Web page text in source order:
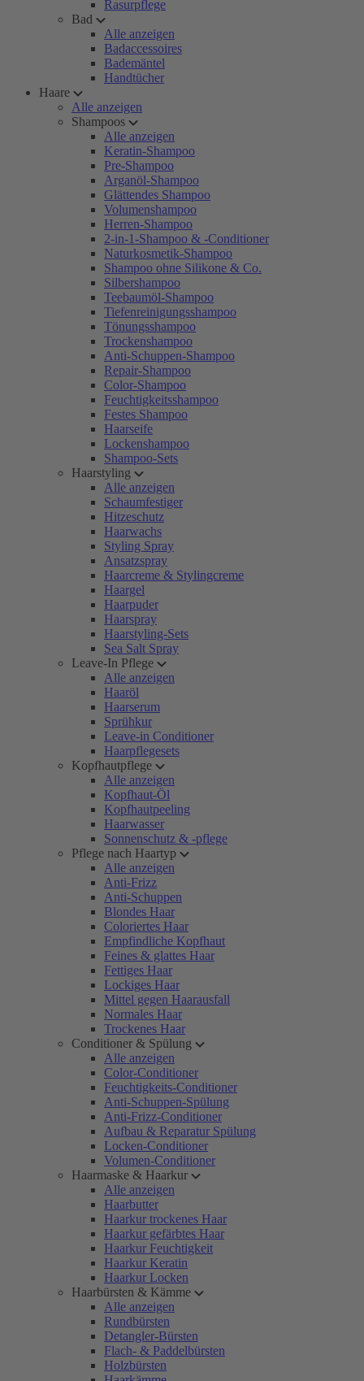
Rasurpflege
Bad
Alle anzeigen
Badaccessoires
Bademäntel
Handtücher
Haare
Alle anzeigen
Shampoos
Alle anzeigen
Keratin-Shampoo
Pre-Shampoo
Arganöl-Shampoo
Glättendes Shampoo
Volumenshampoo
Herren-Shampoo
2-in-1-Shampoo & -Conditioner
Naturkosmetik-Shampoo
Shampoo ohne Silikone & Co.
Silbershampoo
Teebaumöl-Shampoo
Tiefenreinigungsshampoo
Tönungsshampoo
Trockenshampoo
Anti-Schuppen-Shampoo
Repair-Shampoo
Color-Shampoo
Feuchtigkeitsshampoo
Festes Shampoo
Haarseife
Lockenshampoo
Shampoo-Sets
Haarstyling
Alle anzeigen
Schaumfestiger
Hitzeschutz
Haarwachs
Styling Spray
Ansatzspray
Haarcreme & Stylingcreme
Haargel
Haarpuder
Haarspray
Haarstyling-Sets
Sea Salt Spray
Leave-In Pflege
Alle anzeigen
Haaröl
Haarserum
Sprühkur
Leave-in Conditioner
Haarpflegesets
Kopfhautpflege
Alle anzeigen
Kopfhaut-Öl
Kopfhautpeeling
Haarwasser
Sonnenschutz & -pflege
Pflege nach Haartyp
Alle anzeigen
Anti-Frizz
Anti-Schuppen
Blondes Haar
Coloriertes Haar
Empfindliche Kopfhaut
Feines & glattes Haar
Fettiges Haar
Lockiges Haar
Mittel gegen Haarausfall
Normales Haar
Trockenes Haar
Conditioner & Spülung
Alle anzeigen
Color-Conditioner
Feuchtigkeits-Conditioner
Anti-Schuppen-Spülung
Anti-Frizz-Conditioner
Aufbau & Reparatur Spülung
Locken-Conditioner
Volumen-Conditioner
Haarmaske & Haarkur
Alle anzeigen
Haarbutter
Haarkur trockenes Haar
Haarkur gefärbtes Haar
Haarkur Feuchtigkeit
Haarkur Keratin
Haarkur Locken
Haarbürsten & Kämme
Alle anzeigen
Rundbürsten
Detangler-Bürsten
Flach- & Paddelbürsten
Holzbürsten